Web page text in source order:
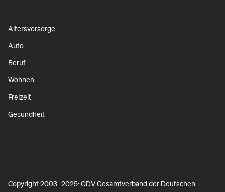
Altersvorsorge
Auto
Beruf
Wohnen
Freizeit
Gesundheit
Copyright 2003–2025: GDV Gesamtverband der Deutschen